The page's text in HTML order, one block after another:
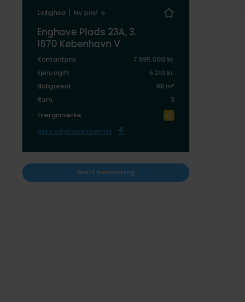
Lejlighed Ny pris!
Enghave Plads 23A, 3.
1670 København V
Kontantpris
7.995.000 kr.
Ejerudgift
5.210 kr.
Boligareal
88 m²
Rum
3
Energimærke
Hent salgsdokumenter
Bestil fremvisning